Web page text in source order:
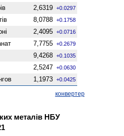
2,6319 +0.0297
8,0788 +0.1758
2,4095 +0.0716
7,7755 +0.2679
9,4268 +0.1035
2,5247 +0.0630
1,1973 +0.0425
конвертер
металів НБУ